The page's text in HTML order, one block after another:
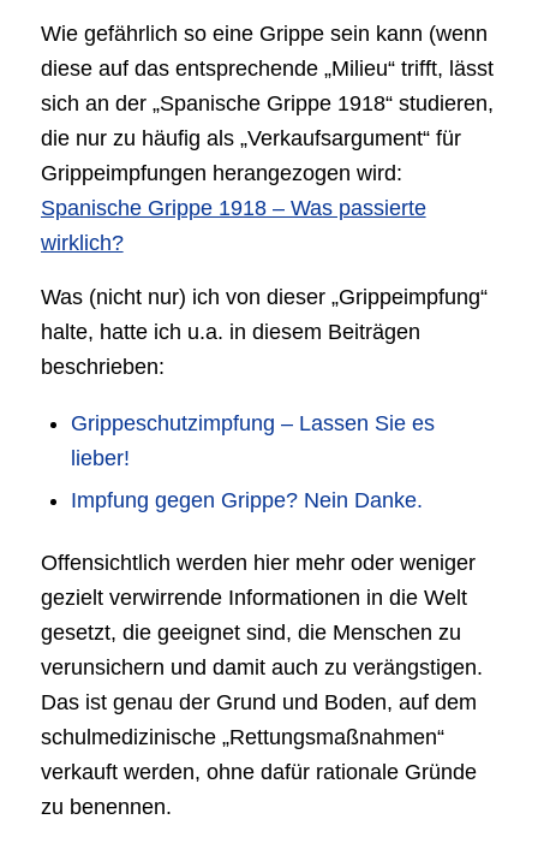
Wie gefährlich so eine Grippe sein kann (wenn
diese auf das entsprechende „Milieu“ trifft, lässt
sich an der „Spanische Grippe 1918“ studieren,
die nur zu häufig als „Verkaufsargument“ für
Grippeimpfungen herangezogen wird:
Spanische Grippe 1918 – Was passierte
wirklich?
Was (nicht nur) ich von dieser „Grippeimpfung“
halte, hatte ich u.a. in diesem Beiträgen
beschrieben:
Grippeschutzimpfung – Lassen Sie es
lieber!
Impfung gegen Grippe? Nein Danke.
Offensichtlich werden hier mehr oder weniger
gezielt verwirrende Informationen in die Welt
gesetzt, die geeignet sind, die Menschen zu
verunsichern und damit auch zu verängstigen.
Das ist genau der Grund und Boden, auf dem
schulmedizinische „Rettungsmaßnahmen“
verkauft werden, ohne dafür rationale Gründe
zu benennen.